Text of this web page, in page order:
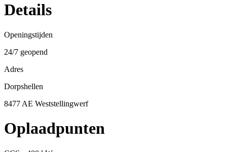
Details
Openingstijden
24/7 geopend
Adres
Dorpshellen
8477 AE Weststellingwerf
Oplaadpunten